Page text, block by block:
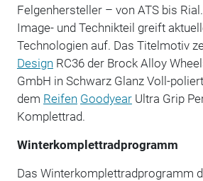
Felgenhersteller – von ATS bis
Image- und Technikteil greift
Technologien auf. Das Titelmotiv
Design RC36 der Brock Alloy
GmbH in Schwarz Glanz Voll-
dem Reifen GoodyearUltra Grip
Komplettrad.
Winterkomplettradprogramm
Das Winterkomplettradprogramm